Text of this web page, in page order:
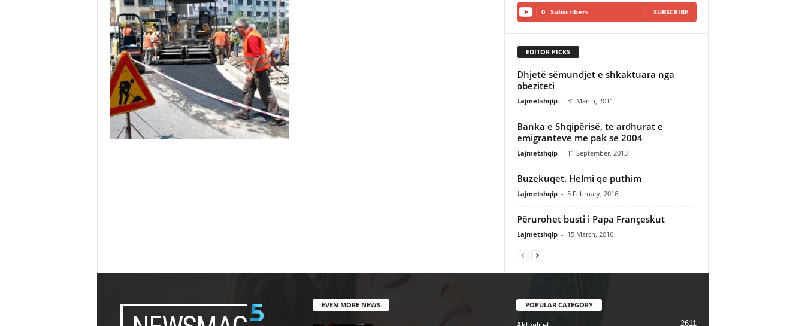
0 Subscribers SUBSCRIBE
EDITOR PICKS
Dhjetë sëmundjet e shkaktuara nga
obeziteti
Lajmetshqip - 31 March, 2011
Banka e Shqipërisë, te ardhurat e
emigranteve me pak se 2004
Lajmetshqip - 11 September, 2013
Buzekuqet. Helmi qe puthim
Lajmetshqip - 5 February, 2016
Përurohet busti i Papa Françeskut
Lajmetshqip - 15 March, 2016
EVEN MORE NEWS POPULAR CATEGORY
2611